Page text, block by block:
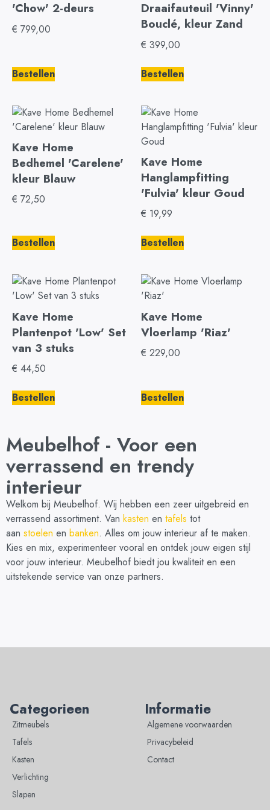
'Chow' 2-deurs
€ 799,00
Bestellen
Draaifauteuil 'Vinny'
Bouclé, kleur Zand
€ 399,00
Bestellen
Kave Home
Bedhemel 'Carelene'
kleur Blauw
€ 72,50
Bestellen
Kave Home
Hanglampfitting
'Fulvia' kleur Goud
€ 19,99
Bestellen
Kave Home
Plantenpot 'Low' Set
van 3 stuks
€ 44,50
Bestellen
Kave Home
Vloerlamp 'Riaz'
€ 229,00
Bestellen
Meubelhof - Voor een
verrassend en trendy
interieur
Welkom bij Meubelhof. Wij hebben een zeer uitgebreid en
verrassend assortiment. Van kasten en tafels tot
aan stoelen en banken. Alles om jouw interieur af te maken.
Kies en mix, experimenteer vooral en ontdek jouw eigen stijl
voor jouw interieur. Meubelhof biedt jou kwaliteit en een
uitstekende service van onze partners.
Categorieen
Zitmeubels
Tafels
Kasten
Verlichting
Slapen
Informatie
Algemene voorwaarden
Privacybeleid
Contact